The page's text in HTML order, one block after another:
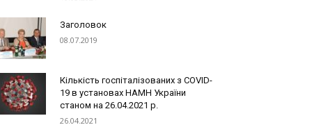
Заголовок
08.07.2019
Кількість госпіталізованих з COVID-
19 в установах НАМН України
станом на 26.04.2021 р.
26.04.2021